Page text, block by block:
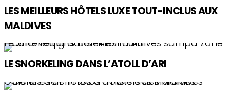
LES MEILLEURS HÔTELS LUXE TOUT-INCLUS AUX
MALDIVES
Le Snorkeling dans l’Atoll d’Ari
LE SNORKELING DANS L’ATOLL D’ARI
Galeries de Photos d’Hôtels des Maldives